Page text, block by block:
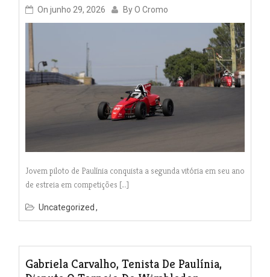
On junho 29, 2026 ByO Cromo
Jovem piloto de Paulínia conquista a segunda vitória em seu ano
de estreia em competições […]
Uncategorized
Gabriela Carvalho, Tenista De Paulínia,